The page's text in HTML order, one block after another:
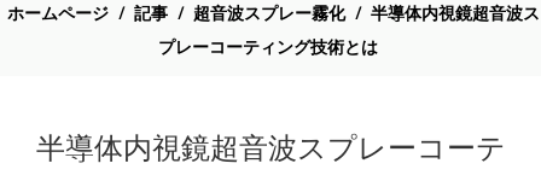
ホームページ / 記事 / 超音波スプレー霧化 / 半導体内視鏡超音波ス
プレーコーティング技術とは
半導体内視鏡超音波スプレーコーテ